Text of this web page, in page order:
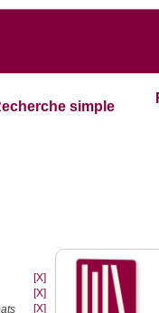
simple
[X]
[X]
[X]